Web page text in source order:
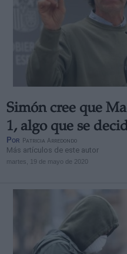
Simón cree que
1, algo que se
Por Patricia Arredondo
Más artículos de este autor
martes, 19 de mayo de 2020